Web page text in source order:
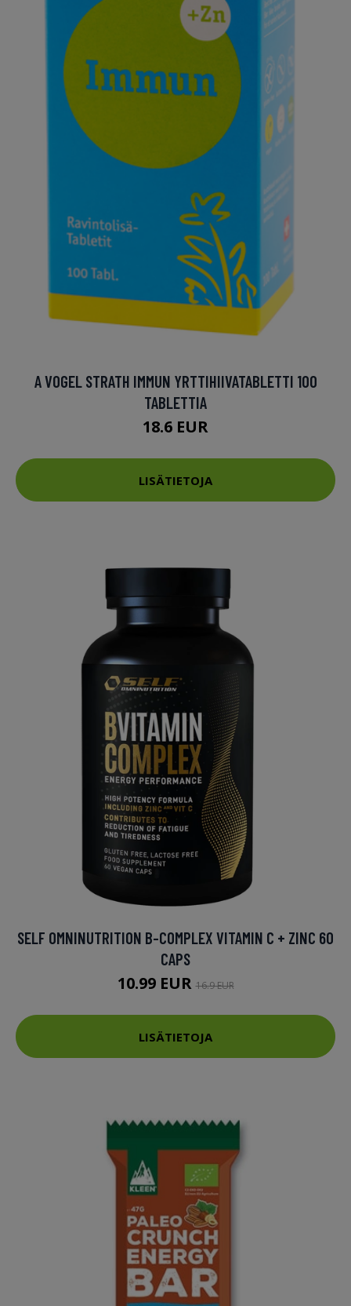
A VOGEL STRATH IMMUN YRTTIHIIVATABLETTI 100
TABLETTIA
18.6 EUR
LISÄTIETOJA
SELF OMNINUTRITION B-COMPLEX VITAMIN C + ZINC 60
CAPS
10.99 EUR16.9 EUR
LISÄTIETOJA